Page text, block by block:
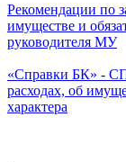
Рекомендации по
имуществе и
руководителя МУ
«Справки БК» -
расходах, об
характера